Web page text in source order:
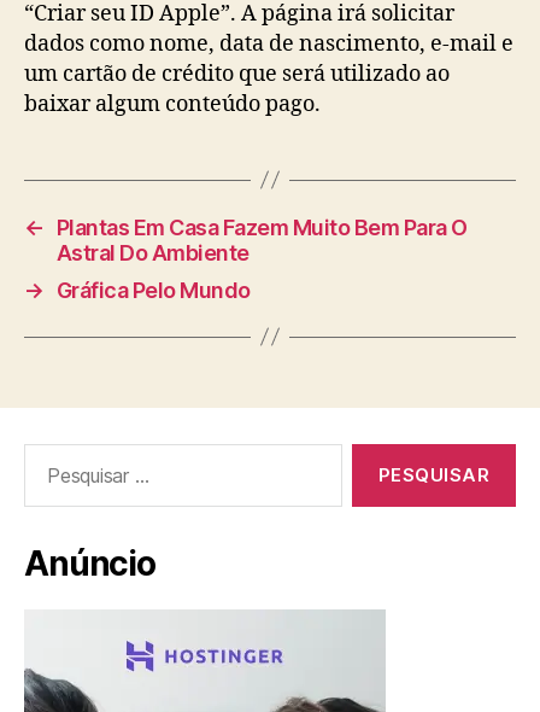
“Criar seu ID Apple”. A página irá solicitar
dados como nome, data de nascimento, e-mail e
um cartão de crédito que será utilizado ao
baixar algum conteúdo pago.
←
Plantas Em Casa Fazem Muito Bem Para O
Astral Do Ambiente
→
Gráfica Pelo Mundo
por:
Anúncio